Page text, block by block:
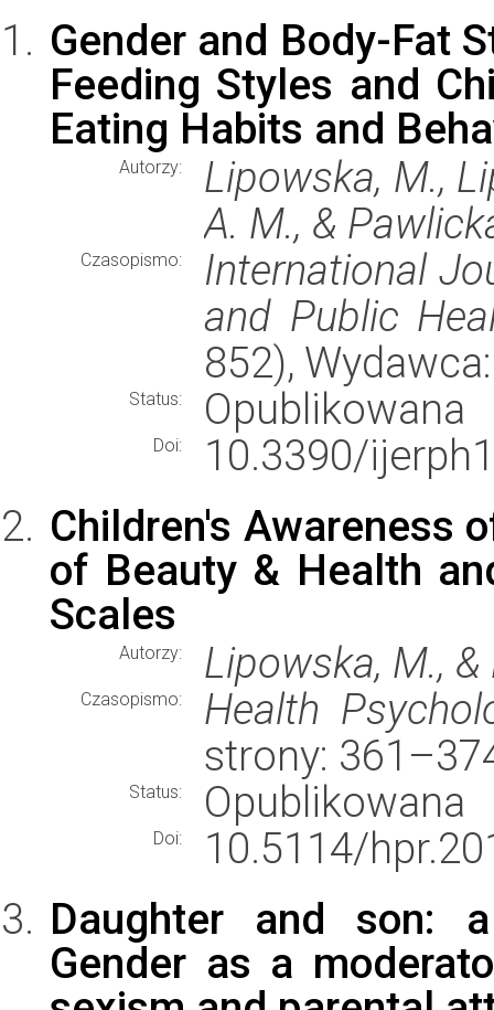
Gender and Body-Fat
Feeding Styles and
Eating Habits and
Autorzy:
Lipowska, M.,
A. M., &
Czasopismo:
International
and Public
852),
Status: Opublikowana
Doi:
10.3390/
Children's Awareness
of Beauty & Health
Scales
Autorzy: Lipowska, M.,
Czasopismo:
Health
strony:
Status: Opublikowana
Doi:
10.5114/
Daughter and son:
Gender as a